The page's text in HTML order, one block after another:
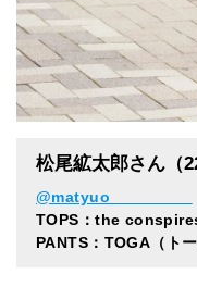
松尾絋太郎さん（
@matyuo_________
TOPS：the
PANTS：TOGA（トー